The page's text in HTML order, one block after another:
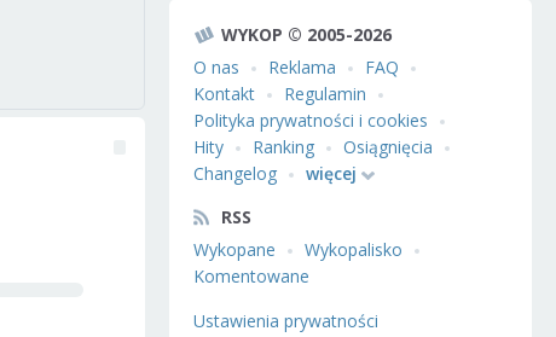
WYKOP © 2005-2026
O nas
Reklama
FAQ
Kontakt
Regulamin
Polityka prywatności i cookies
Hity
Ranking
Osiągnięcia
Changelog
więcej
RSS
Wykopane
Wykopalisko
Komentowane
Ustawienia prywatności